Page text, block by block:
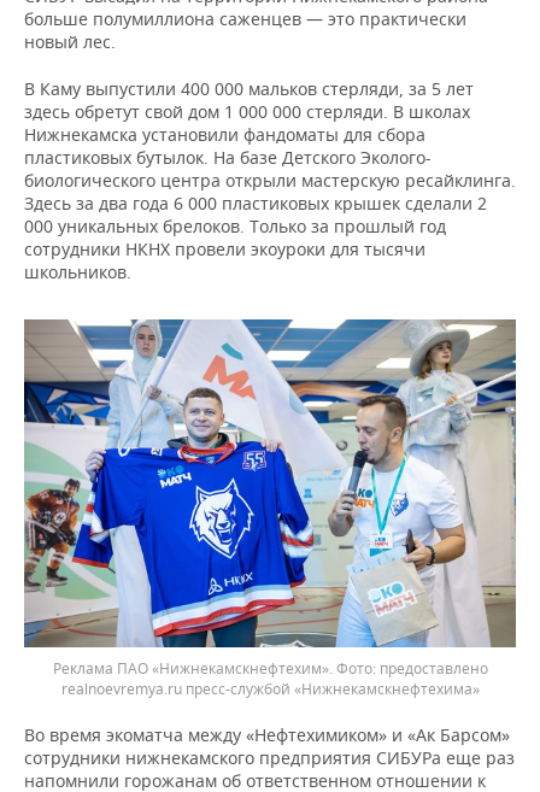
больше полумиллиона саженцев — это практически
новый лес.
В Каму выпустили 400 000 мальков стерляди, за 5 лет
здесь обретут свой дом 1 000 000 стерляди. В школах
Нижнекамска установили фандоматы для сбора
пластиковых бутылок. На базе Детского Эколого-
биологического центра открыли мастерскую ресайклинга.
Здесь за два года 6 000 пластиковых крышек сделали 2
000 уникальных брелоков. Только за прошлый год
сотрудники НКНХ провели экоуроки для тысячи
школьников.
Реклама ПАО «Нижнекамскнефтехим».
предоставлено
realnoevremya.ru пресс-службой «Нижнекамскнефтехима»
Во время экоматча между «Нефтехимиком» и «Ак Барсом»
сотрудники нижнекамского предприятия СИБУРа еще раз
напомнили горожанам об ответственном отношении к